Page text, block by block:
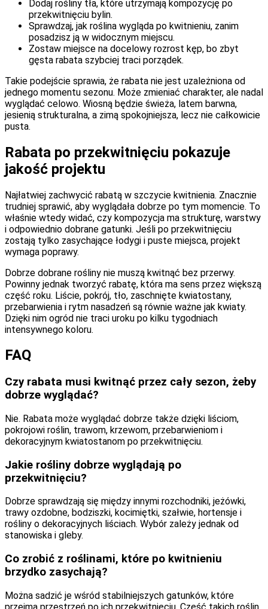
Dodaj rośliny tła, które utrzymają kompozycję po
przekwitnięciu bylin.
Sprawdzaj, jak roślina wygląda po kwitnieniu, zanim
posadzisz ją w widocznym miejscu.
Zostaw miejsce na docelowy rozrost kęp, bo zbyt
gęsta rabata szybciej traci porządek.
Takie podejście sprawia, że rabata nie jest uzależniona od
jednego momentu sezonu. Może zmieniać charakter, ale nadal
wyglądać celowo. Wiosną będzie świeża, latem barwna,
jesienią strukturalna, a zimą spokojniejsza, lecz nie całkowicie
pusta.
Rabata po przekwitnięciu pokazuje
jakość projektu
Najłatwiej zachwycić rabatą w szczycie kwitnienia. Znacznie
trudniej sprawić, aby wyglądała dobrze po tym momencie. To
właśnie wtedy widać, czy kompozycja ma strukturę, warstwy
i odpowiednio dobrane gatunki. Jeśli po przekwitnięciu
zostają tylko zasychające łodygi i puste miejsca, projekt
wymaga poprawy.
Dobrze dobrane rośliny nie muszą kwitnąć bez przerwy.
Powinny jednak tworzyć rabatę, która ma sens przez większą
część roku. Liście, pokrój, tło, zaschnięte kwiatostany,
przebarwienia i rytm nasadzeń są równie ważne jak kwiaty.
Dzięki nim ogród nie traci uroku po kilku tygodniach
intensywnego koloru.
FAQ
Czy rabata musi kwitnąć przez cały sezon, żeby
dobrze wyglądać?
Nie. Rabata może wyglądać dobrze także dzięki liściom,
pokrojowi roślin, trawom, krzewom, przebarwieniom i
dekoracyjnym kwiatostanom po przekwitnięciu.
Jakie rośliny dobrze wyglądają po
przekwitnięciu?
Dobrze sprawdzają się między innymi rozchodniki, jeżówki,
trawy ozdobne, bodziszki, kocimiętki, szałwie, hortensje i
rośliny o dekoracyjnych liściach. Wybór zależy jednak od
stanowiska i gleby.
Co zrobić z roślinami, które po kwitnieniu
brzydko zasychają?
Można sadzić je wśród stabilniejszych gatunków, które